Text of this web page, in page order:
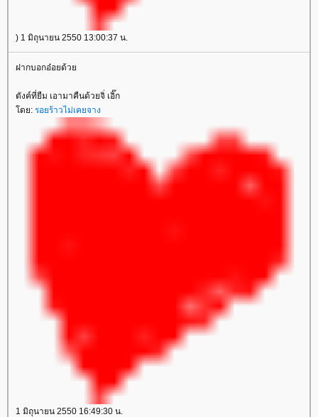
) 1 มิถุนายน 2550 13:00:37 น.
ฝากบอกอ๋อยด้ว
ตังค์ที่ยืม เอามาคืนด้วยจิ่ เอิ๊ก
ดย: รอยร้าวไม่เคยจาง
1 มิถุนายน 2550 16:49:30 น.